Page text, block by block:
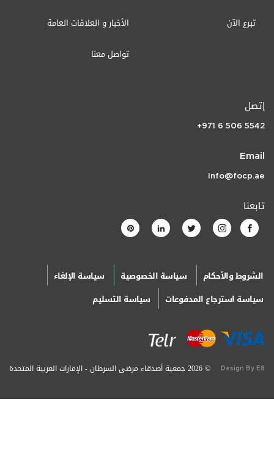
الأخبار و العلاقات العامة تبرع الآن
تواصل معنا
إتصل
+971 6 506 5542
Email
info@focp.ae
تابعنا
الشروط والأحكام سياسة الخصوصية
سياسة الإلغاء
سياسة استرجاع المدفوعات
سياسة التسليم
Design By E8 © 2026 جمعية أصدقاء مرضى السرطان - الإمارات العربية المتحدة